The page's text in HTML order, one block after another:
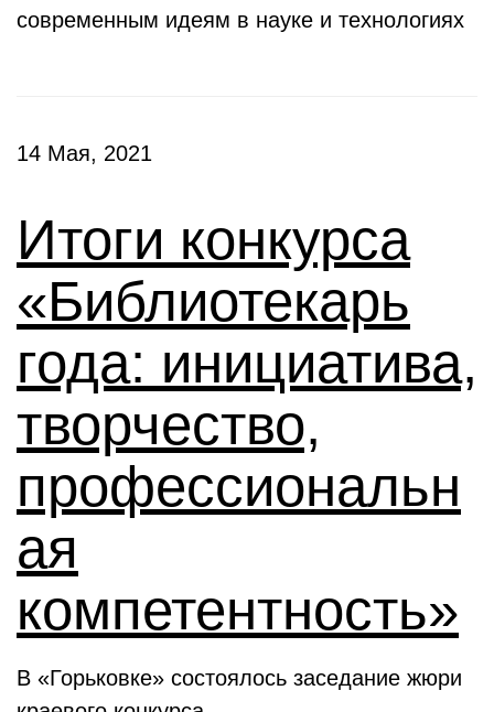
современным идеям в науке и технологиях
14 Мая, 2021
Итоги конкурса
«Библиотекарь
года: инициатива,
творчество,
профессиональн
ая
компетентность»
В «Горьковке» состоялось заседание жюри